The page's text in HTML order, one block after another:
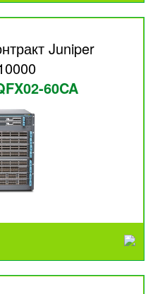
Juniper
60CA